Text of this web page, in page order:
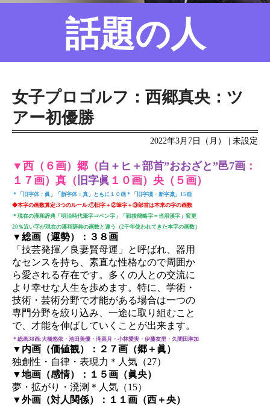
苗字100のルーツ
話題の人
女子プロゴルフ：西郷真央：ツ
アー初優勝
2022年3月7日（月） | 未設定
▼西（６画）郷（白＋ヒ＋部首”おおざと”邑7画 ：
１７画）真（ 旧字眞 １０画）央（５画）
＊「旧字体：眞」「新字体：真」ともに１０画＊「旧字凜・新字凛」15画
◆本字の画数算定:3つのルール:①旧字＋②筆字＋③部首は本来の字の画数
＊現在の漢和辞典「明治時代筆字⇒ペン字」「戦後簡略字＝当用漢字」変更
20％近い字が現在の漢和辞典の画数と違う（2千年使われてきた本字の画数）
▼総画（運勢）：３８画
「技芸発揮／良妻賢母運」と呼ばれ、器用
なセンスを持ち、素直な性格なので周囲か
ら愛される存在です。多くの人との交流に
より幸せな人生を歩めます。特に、学術・
技術・芸術分野で才能がある場合は一つの
専門分野を絞り込み、一途に取り組むこと
で、才能を伸ばしていくことが出来ます。
＊総画38画:大橋悠依・池田美優・滝菜月・小林愛実・伊藤友里・久間田琳加
▼内画（価値観）：２７画（郷＋眞）
独創性・自律・表現力＊人気（27）
▼地画（感情）：１５画（眞央）
夢・拡がり・溌溂＊人気（15）
▼外画（対人関係）：１１画（西＋央）